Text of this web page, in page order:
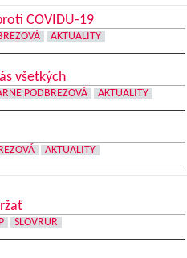
COVIDU-19
AKTUALITY
všetkých
PODBREZOVÁ AKTUALITY
AKTUALITY
SLOVRUR